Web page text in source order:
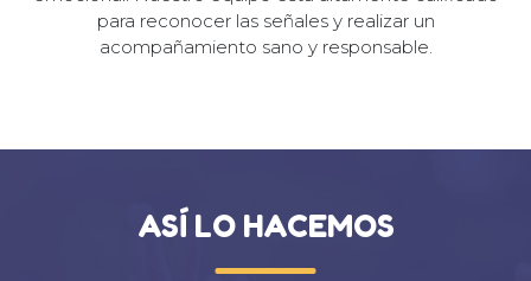
para reconocer las señales y realizar un
acompañamiento sano y responsable.
ASÍ LO HACEMOS